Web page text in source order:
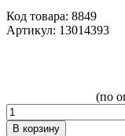
Код товара: 8849
Артикул: 13014393
(по
В корзину